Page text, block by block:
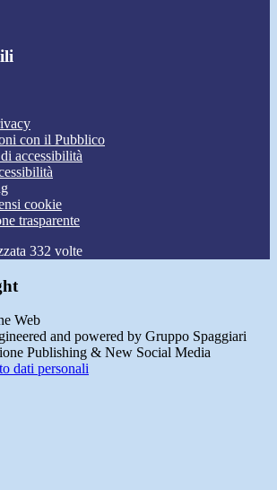
con il Pubblico
accessibilità
cookie
trasparente
332 volte
and powered by Gruppo Spaggiari
Publishing & New Social Media
dati personali